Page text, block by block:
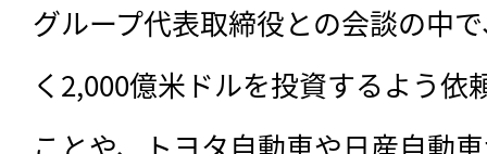
グループ代表取締役との会談の中
く2,000億米ドルを投資するよう依
ことや、トヨタ自動車や日産自動